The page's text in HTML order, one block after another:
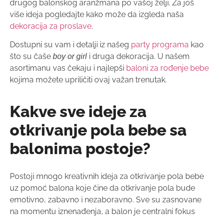
drugog balonskog aranžmana po vašoj želji. Za još
više ideja pogledajte kako može da izgleda naša
dekoracija za proslave.
Dostupni su vam i detalji iz našeg party programa kao
što su čaše boy or girl i druga dekoracija. U našem
asortimanu vas čekaju i najlepši baloni za rođenje bebe
kojima možete upriličiti ovaj važan trenutak.
Kakve sve ideje za
otkrivanje pola bebe sa
balonima postoje?
Postoji mnogo kreativnih ideja za otkrivanje pola bebe
uz pomoć balona koje čine da otkrivanje pola bude
emotivno, zabavno i nezaboravno. Sve su zasnovane
na momentu iznenađenja, a balon je centralni fokus